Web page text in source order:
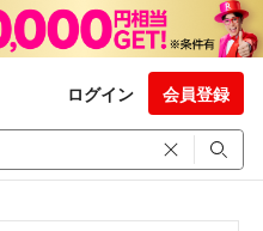
ログイン 会員登録